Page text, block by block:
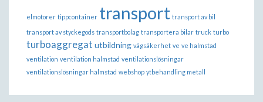
elmotorer tippcontainer transport transport av bil
transport av styckegods transportbolag transportera bilar truck turbo
turboaggregat utbildning vägsäkerhet ve ve halmstad
ventilation ventilation halmstad ventilationslösningar
ventilationslösningar halmstad webshop ytbehandling metall